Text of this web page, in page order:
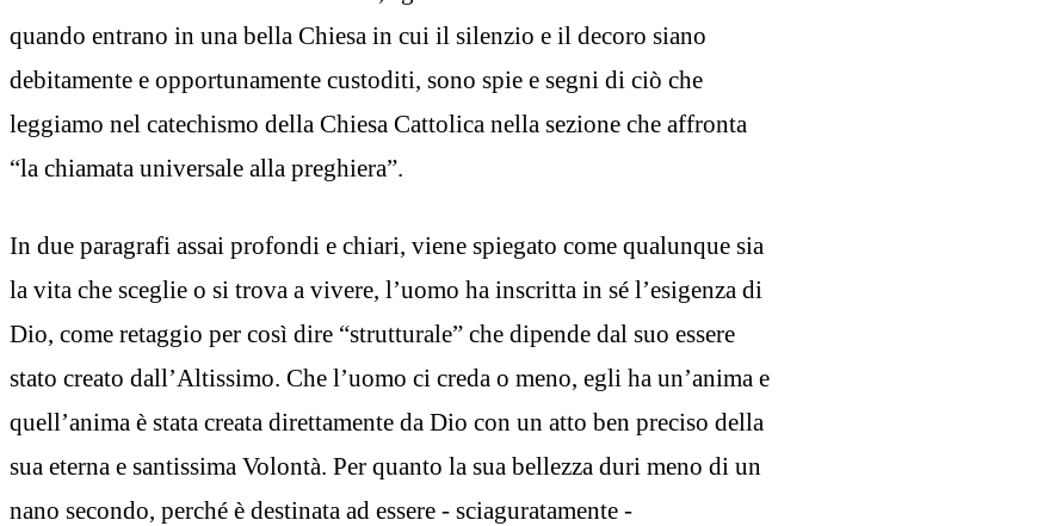
quando entrano in una bella Chiesa in cui il silenzio e il decoro siano
debitamente e opportunamente custoditi, sono spie e segni di ciò che
leggiamo nel catechismo della Chiesa Cattolica nella sezione che affronta
“la chiamata universale alla preghiera”.
In due paragrafi assai profondi e chiari, viene spiegato come qualunque sia
la vita che sceglie o si trova a vivere, l’uomo ha inscritta in sé l’esigenza di
Dio, come retaggio per così dire “strutturale” che dipende dal suo essere
stato creato dall’Altissimo. Che l’uomo ci creda o meno, egli ha un’anima e
quell’anima è stata creata direttamente da Dio con un atto ben preciso della
sua eterna e santissima Volontà. Per quanto la sua bellezza duri meno di un
nano secondo, perché è destinata ad essere - sciaguratamente -